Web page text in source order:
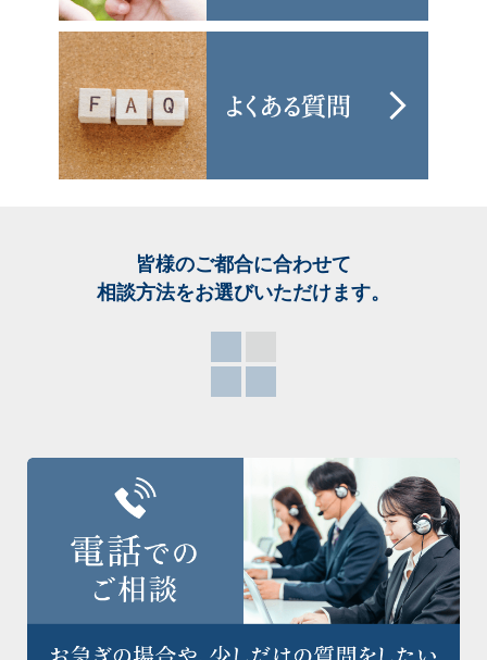
皆様のご都合に合わせて
相談方法をお選びいただけます。